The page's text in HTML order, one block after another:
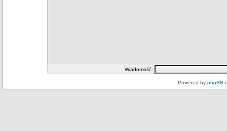
Wiadomość:
Powered by phpBB